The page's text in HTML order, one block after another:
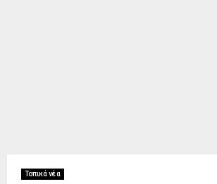
Τοπικά νέα